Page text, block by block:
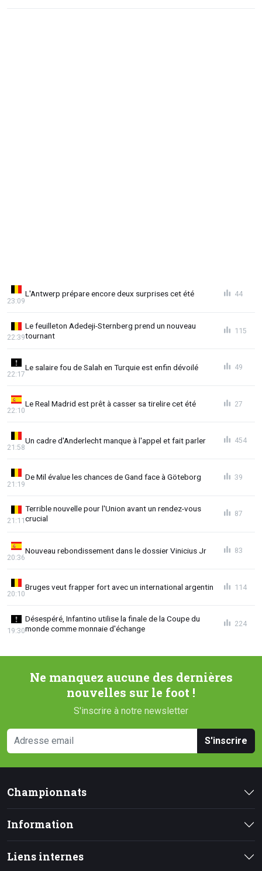
L'Antwerp prépare encore deux surprises cet été
23:09
44
Le feuilleton Adedeji-Sternberg prend un nouveau
tournant
22:39
115
Le salaire fou de Salah en Turquie est enfin dévoilé
22:17
49
Le Real Madrid est prêt à casser sa tirelire cet été
22:10
27
Un cadre d'Anderlecht manque à l'appel et fait parler
21:58
454
De Mil évalue les chances de Gand face à Göteborg
21:19
39
Terrible nouvelle pour l'Union avant un rendez-vous
crucial
21:11
87
Nouveau rebondissement dans le dossier Vinicius Jr
20:36
83
Bruges veut frapper fort avec un international argentin
20:10
114
Désespéré, Infantino utilise la finale de la Coupe du
monde comme monnaie d'échange
19:30
224
Ne manquez aucune des dernières
nouvelles sur le foot !
S'inscrire à notre newsletter
S'inscrire
Championnats
Information
Liens internes